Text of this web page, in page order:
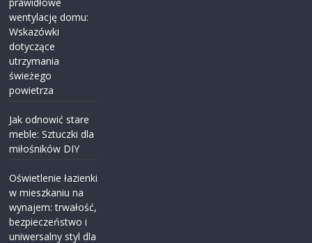
wentylację domu:
Wskazówki
dotyczące
utrzymania
świeżego
powietrza
Jak odnowić stare
meble: Sztuczki dla
miłośników DIY
Oświetlenie łazienki
w mieszkaniu na
wynajem: trwałość,
bezpieczeństwo i
uniwersalny styl dla